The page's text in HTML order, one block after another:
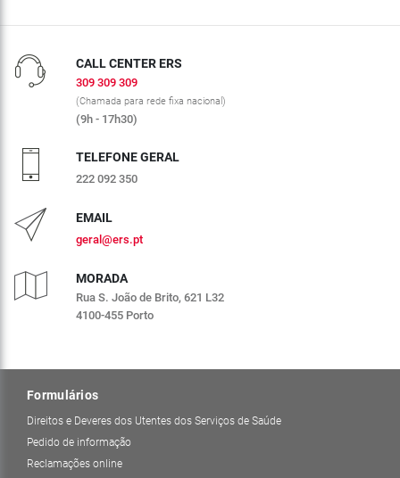
CALL CENTER ERS
309 309 309
(Chamada para rede fixa nacional)
(9h - 17h30)
TELEFONE GERAL
222 092 350
EMAIL
geral@ers.pt
MORADA
Rua S. João de Brito, 621 L32
4100-455 Porto
Formulários
Direitos e Deveres dos Utentes dos Serviços de Saúde
Pedido de informação
Reclamações online